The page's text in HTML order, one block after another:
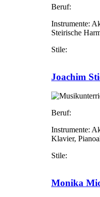
Beruf:
Instrumente:
Steirische
Stile:
Joachim
Beruf:
Instrumente:
Klavier,
Stile:
Monika